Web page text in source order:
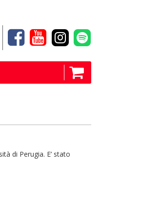
di Perugia. E’ stato